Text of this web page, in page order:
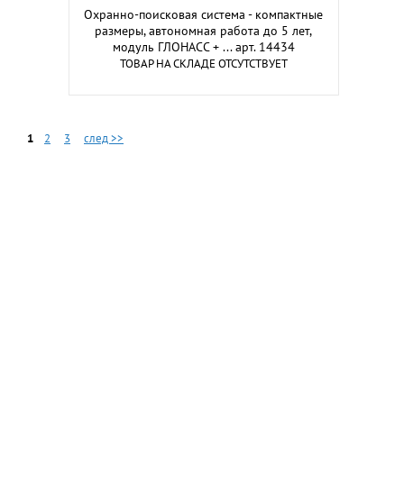
Охранно-поисковая система - компактные
размеры, автономная работа до 5 лет,
модуль ГЛОНАСС + ... арт. 14434
ТОВАР НА СКЛАДЕ ОТСУТСТВУЕТ
1 2 3 след >>